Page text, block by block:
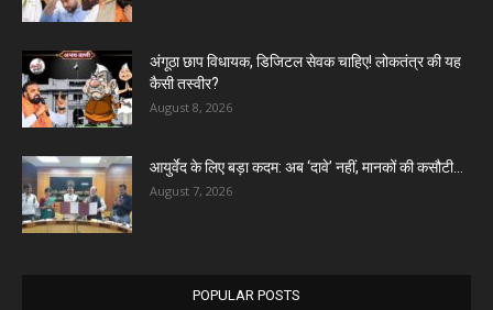
अंगूठा छाप विधायक, डिजिटल सेवक चाहिए! लोकतंत्र की यह
कैसी तस्वीर?
August 8, 2026
आयुर्वेद के लिए बड़ा कदम: अब ‘दावे’ नहीं, मानकों की कसौटी...
August 7, 2026
POPULAR POSTS